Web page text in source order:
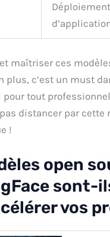
Déploiement
maîtriser ces
plus, c’est un must
pour tout
distancer par cette
!
open
sont-
vos